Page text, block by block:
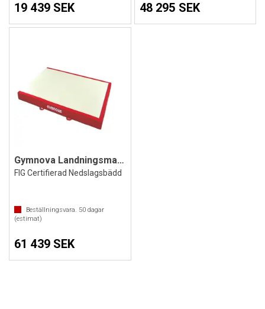
19 439 SEK 48 295 SEK
Gymnova Landningsmatta 300x200x20 cm
FIG Certifierad Nedslagsbädd
Beställningsvara. 50 dagar
(estimat)
61 439 SEK